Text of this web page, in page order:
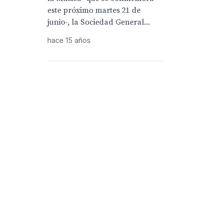
este próximo martes 21 de
junio-, la Sociedad General...
hace 15 años